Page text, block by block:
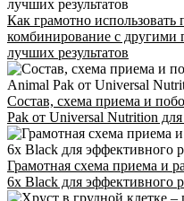
Как грамотно
комбинирование с другими
лучших результатов
Состав, схема приема и
Pak от Universal Nutrition для
Грамотная схема приема и
6x Black для эффективного